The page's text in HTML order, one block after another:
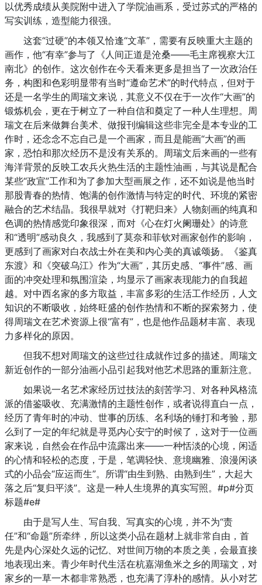
以优秀成绩从美院附中进入了学院油画系，受过苏式的严格的
写实训练，造型能力很强。
这套“过硬”的本领又恰逢“文革”，需要有反映重大主题的
画作，他“有幸”参与了《人间正道是沧桑——毛主席视察大江
南北》的创作。这次创作在今天看来更多是担当了一次政治任
务，构图和色彩明显带有当时“遵命艺术”的时代特点，但对于
还是一名学生的周瑞文来说，其意义不仅在于一次作“大画”的
锻炼机会，更在于树立了一种自信和奠定了一种人生理想。周
瑞文在后来做舞台美术、做报刊编辑这些非完全是本专业的工
作时，还念念不忘自己是一个画家，而且是能画“大画”的画
家，恐怕和那次经历不是没有关系的。周瑞文后来画的一些有
海洋背景的反映工农兵火热生活的主题性油画，与其说是配合
某些“政宣”工作和为了参加大型画展之作，还不如说是他当时
那股青春的热情、饱满的创作激情与特定的时代、环境的紧密
融合的艺术结晶。我很早就对《打靶归来》人物刻画的纯真和
色调的热情感觉印象很深，而对《心在灯火阑珊处》的诗意
和“透明”感动良久，我感到了莫奈和菲钦对画家创作的影响，
更感到了画家对白衣战士外在美和内心美的真诚颂扬。《鉴真
东渡》和《突破乌江》作为“大画”，其历史感、“事件”感、画
面的冲突处理和氛围渲染，均显示了画家表现能力的自我超
越。对中西名家的多方取益，丰富多彩的生活工作经历，人文
知识的不断吸收，始终旺盛的创作热情和不断的探索努力，使
得周瑞文在艺术资源上很“富有”，也是他作品题材丰富、表现
力多样化的原因。
但我不想对周瑞文的这些过往成就作过多的描述。周瑞文
新近创作的一部分油画小品引起我对他艺术思路的重新注意。
如果说一名艺术家经历过技法的刻苦学习、对各种风格流
派的借鉴吸收、充满激情的主题性创作，或者说得直白一点，
经历了青年时的冲动、世事的历练、名利场的锤打和考验，那
么到了一定的年纪就是寻觅内心安宁的时候了，这对于一位画
家来说，自然会在作品中流露出来——一种恬淡的心境，闲适
的心情和轻松的态度，于是，笔调轻快、意境幽雅、浪漫闲谈
式的小品会“应运而生”。所谓“由生到熟、由熟到生”，大起大
落之后“复归平淡”。这是一种人生境界的真实写照。#p#分页
标题#e#
由于是写人生、写自我、写真实的心境，并不为“责
任”和“命题”所牵绊，所以这类小品在题材上就非常自由，首
先是内心深处久远的记忆、对世间万物的本质之美，会最直接
地表现出来。青少年时代生活在杭嘉湖鱼米之乡的周瑞文，对
家乡的一草一木都非常熟悉，也充满了淳朴的感情。从小对艺